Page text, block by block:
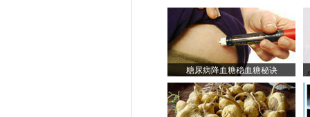
糖尿病降血糖稳血糖秘诀